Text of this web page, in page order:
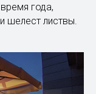
года,
шелест листвы.